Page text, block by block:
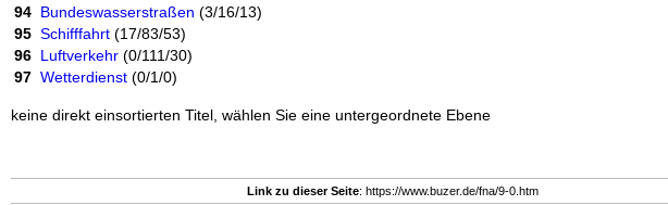
94 Bundeswasserstraßen (3/16/13)
95 Schifffahrt (17/83/53)
96 Luftverkehr (0/111/30)
97 Wetterdienst (0/1/0)
keine direkt einsortierten Titel, wählen Sie eine untergeordnete Ebene
Link zu dieser Seite: https://www.buzer.de/fna/9-0.htm